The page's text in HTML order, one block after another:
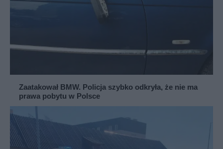
Zaatakował BMW. Policja szybko odkryła, że nie ma
prawa pobytu w Polsce